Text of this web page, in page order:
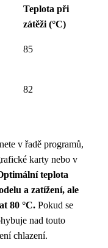
Teplota při
zátěži (°C)
85
82
v řadě programů,
karty nebo v
teplota
a zatížení, ale
80 °C. Pokud se
nad touto
chlazení.